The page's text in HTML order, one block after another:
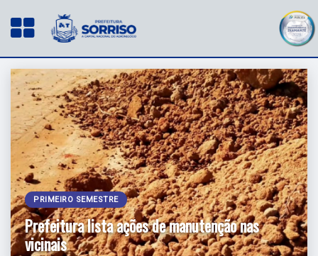
PRIMEIRO SEMESTRE
Prefeitura lista ações de manutenção nas
vicinais